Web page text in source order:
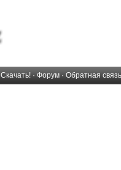
Скачать! · Форум · Обратная связь